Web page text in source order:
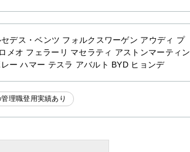
デス・ベンツ フォルクスワーゲン アウディ プ
メオ フェラーリ マセラティ アストンマーティン
ー ハマー テスラ アバルト BYD ヒョンデ
理職登用実績あり